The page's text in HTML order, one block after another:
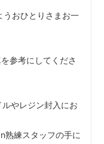
うおひとりさまお一
参考にしてくださ
やレジン封入にお
熟練スタッフの手に